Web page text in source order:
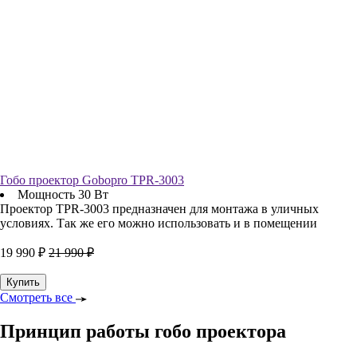
Гобо проектор Gobopro TPR-3003
Мощность 30 Вт
Проектор TPR-3003 предназначен для монтажа в уличных
условиях. Так же его можно использовать и в помещении
19 990 ₽ 21 990 ₽
Купить
Смотреть все
Принцип работы гобо проектора